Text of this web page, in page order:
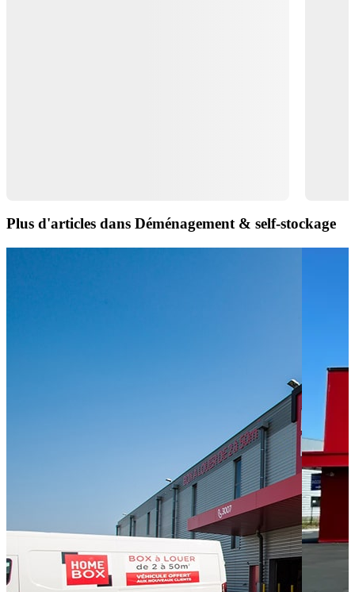
Plus d'articles dans Déménagement & self-stockage